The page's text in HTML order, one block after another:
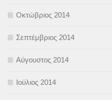
Οκτώβριος 2014
Σεπτέμβριος 2014
Αύγουστος 2014
Ιούλιος 2014